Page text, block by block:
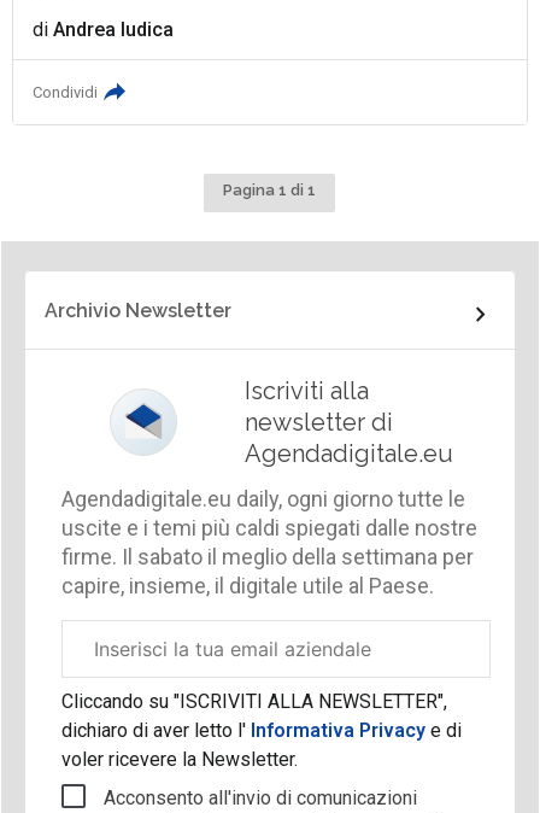
diAndrea Iudica
Condividi
Pagina 1 di 1
Archivio Newsletter
Iscriviti alla
newsletter di
Agendadigitale.eu
Agendadigitale.eu daily, ogni giorno tutte le
uscite e i temi più caldi spiegati dalle nostre
firme. Il sabato il meglio della settimana per
capire, insieme, il digitale utile al Paese.
aziendale
Cliccando su "ISCRIVITI ALLA NEWSLETTER",
dichiaro di aver letto l'Informativa Privacy e di
voler ricevere la Newsletter.
Acconsento all'invio di comunicazioni